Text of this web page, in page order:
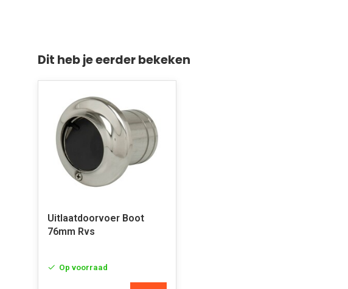
Dit heb je eerder bekeken
Uitlaatdoorvoer Boot
76mm Rvs
Op voorraad